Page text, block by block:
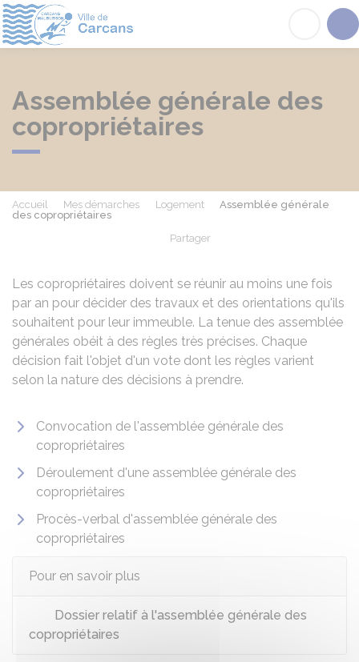
Assemblée générale des
copropriétaires
Accueil Mes démarches Logement
Assemblée générale
des copropriétaires
Partager
Les copropriétaires doivent se réunir au moins une fois
par an pour décider des travaux et des orientations qu'ils
souhaitent pour leur immeuble. La tenue des assemblée
générales obéit à des règles très précises. Chaque
décision fait l'objet d'un vote dont les règles varient
selon la nature des décisions à prendre.
Convocation de l'assemblée générale des
copropriétaires
Déroulement d'une assemblée générale des
copropriétaires
Procès-verbal d'assemblée générale des
copropriétaires
Pour en savoir plus
Dossier relatif à l'assemblée générale des
copropriétaires